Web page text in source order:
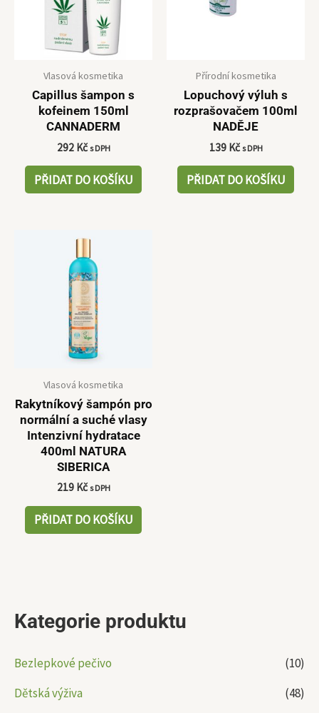
Kategorie produktu
Bezlepkové pečivo
(10)
Dětská výživa
(48)
Vlasová kosmetika
Capillus šampon s
kofeinem 150ml
CANNADERM
292 Kč s DPH
PŘIDAT DO KOŠÍKU
Přírodní kosmetika
Lopuchový výluh s
rozprašovačem 100ml
NADĚJE
139 Kč s DPH
PŘIDAT DO KOŠÍKU
Vlasová kosmetika
Rakytníkový šampón pro
normální a suché vlasy
Intenzivní hydratace
400ml NATURA
SIBERICA
219 Kč s DPH
PŘIDAT DO KOŠÍKU